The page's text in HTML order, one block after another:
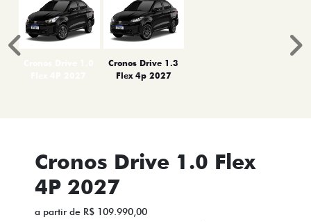
Cronos Drive 1.3
Flex 4p 2027
Anterior
Cronos Drive 1.0 Flex
4P 2027
a partir de R$ 109.990,00